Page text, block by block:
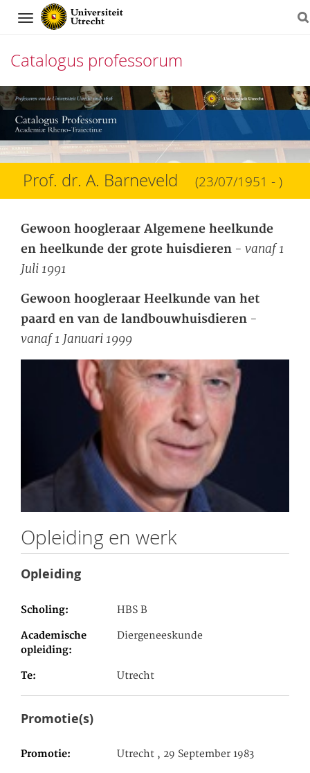
Navigation
Catalogus professorum
Direct
naar
het
inhoud
Prof. dr. A. Barneveld (23/07/1951 - )
Gewoon hoogleraar Algemene heelkunde
en heelkunde der grote huisdieren - vanaf 1
Juli 1991
Gewoon hoogleraar Heelkunde van het
paard en van de landbouwhuisdieren -
vanaf 1 Januari 1999
Opleiding en werk
Opleiding
Scholing HBS B
Academische
opleiding
Diergeneeskunde
Te Utrecht
Promotie(s)
Promotie Utrecht , 29 September 1983